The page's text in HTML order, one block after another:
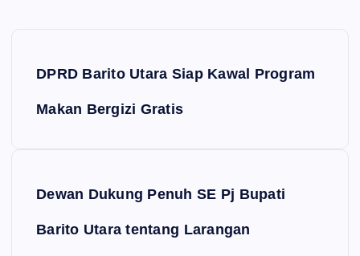
DPRD Barito Utara Siap Kawal Program
Makan Bergizi Gratis
Dewan Dukung Penuh SE Pj Bupati
Barito Utara tentang Larangan